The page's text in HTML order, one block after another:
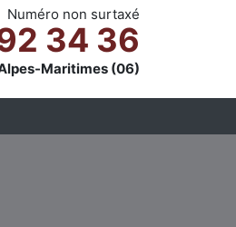
Numéro non surtaxé
34 36
Maritimes (06)